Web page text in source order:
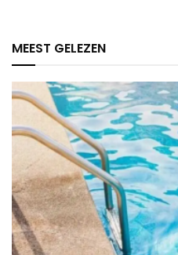
MEEST GELEZEN